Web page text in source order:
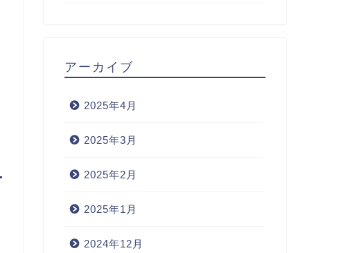
アーカイブ
2025年4月
2025年3月
2025年2月
2025年1月
2024年12月